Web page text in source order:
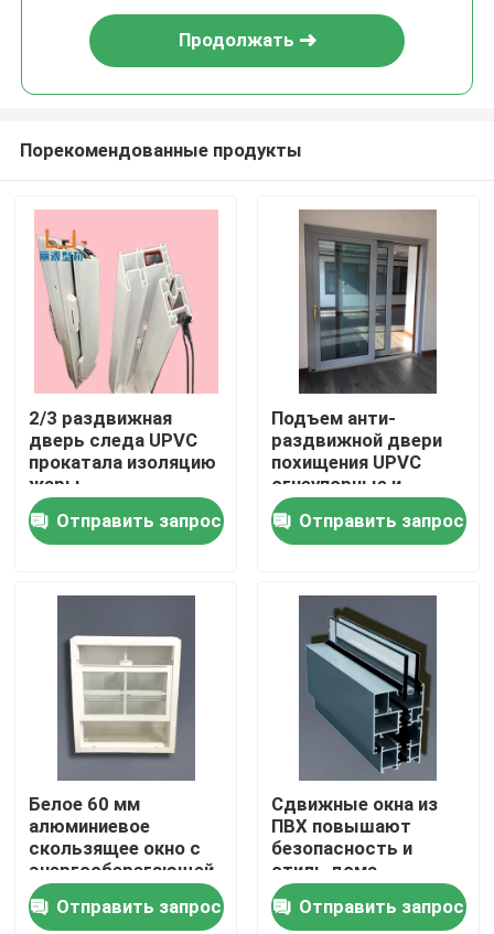
Дом
Продукты
О нас
Путешествие фабрики
Свяжитесь мы
Спросите цитату
Продолжать
Порекомендованные продукты
2/3 раздвижная
дверь следа UPVC
прокатала изоляцию
жары
Отправить запрос
Подъем анти-
раздвижной двери
похищения UPVC
огнеупорные и
раздвижная дверь
для дома виллы
Отправить запрос
Белое 60 мм
алюминиевое
скользящее окно с
энергосберегающей
одно- или двойной
стеклянной системой
Отправить запрос
Сдвижные окна из
ПВХ повышают
безопасность и
стиль дома
Отправить запрос